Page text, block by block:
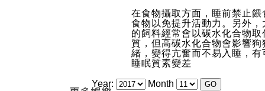
在食物攝取方面，睡前禁止餵
食物以免提升活動力。另外，
的飼料經常會以碳水化合物取
質，但高碳水化合物會影響狗
緒，變得亢奮而不易入睡，有
睡眠質素變差
Year: Month